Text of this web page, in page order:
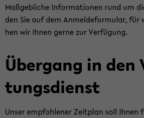
Maß­geb­li­che In­for­ma­tio­nen rund um
den Sie auf dem An­mel­de­for­mu­lar, für
hen wir Ihnen gerne zur Ver­fü­gung.
Über­gang in
tungs­dienst
Unser emp­foh­le­ner Zeit­plan soll Ihnen